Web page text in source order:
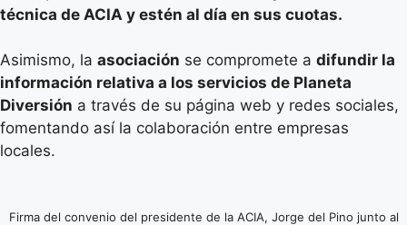
técnica de ACIA y estén al día en sus cuotas.
Asimismo, la asociación se compromete a difundir la
información relativa a los servicios de Planeta
Diversión a través de su página web y redes sociales,
fomentando así la colaboración entre empresas
locales.
Firma del convenio del presidente de la ACIA, Jorge del Pino junto al